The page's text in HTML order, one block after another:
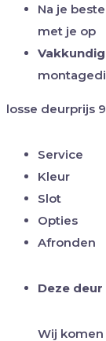
Na je
met je op
losse deurprijs
Service
Kleur
Slot
Opties
Afronden
Deze
Wij